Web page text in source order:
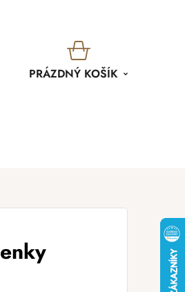
KOŠÍK
PRÁZDNÝ KOŠÍK